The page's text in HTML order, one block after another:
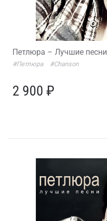
Петлюра – Лучшие песни
#Петлюра #Chanson
2 900 ₽